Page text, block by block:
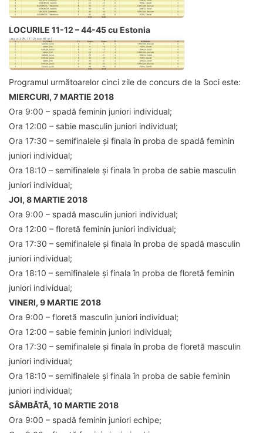
LOCURILE 11-12 –44-45 cu Estonia
Programul următoarelor cinci zile de concurs de la Soci este:
MIERCURI, 7 MARTIE 2018
Ora 9:00 – spadă feminin juniori individual;
Ora 12:00 – sabie masculin juniori individual;
Ora 17:30 – semifinalele și finala în proba de spadă feminin
juniori individual;
Ora 18:10 – semifinalele și finala în proba de sabie masculin
juniori individual;
JOI, 8 MARTIE 2018
Ora 9:00 – spadă masculin juniori individual;
Ora 12:00 – floretă feminin juniori individual;
Ora 17:30 – semifinalele și finala în proba de spadă masculin
juniori individual;
Ora 18:10 – semifinalele și finala în proba de floretă feminin
juniori individual;
VINERI, 9 MARTIE 2018
Ora 9:00 – floretă masculin juniori individual;
Ora 12:00 – sabie feminin juniori individual;
Ora 17:30 – semifinalele și finala în proba de floretă masculin
juniori individual;
Ora 18:10 – semifinalele și finala în proba de sabie feminin
juniori individual;
SÂMBĂTĂ, 10 MARTIE 2018
Ora 9:00 – spadă feminin juniori echipe;